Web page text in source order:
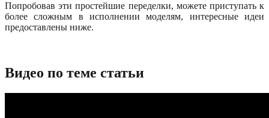
Попробовав эти простейшие переделки, можете приступать к
более сложным в исполнении моделям, интересные идеи
предоставлены ниже.
Видео по теме статьи